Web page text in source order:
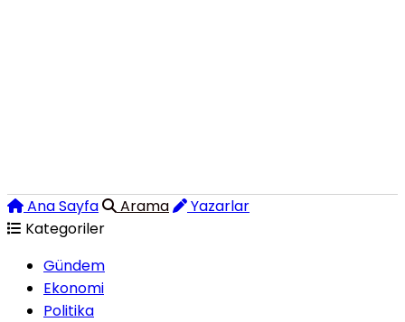
Ana Sayfa Arama
Yazarlar
Kategoriler
Gündem
Ekonomi
Politika